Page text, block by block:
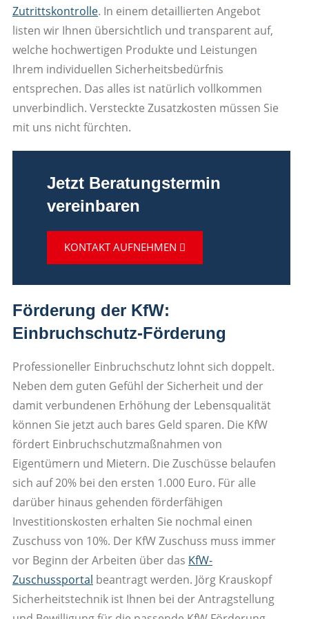
Zutrittskontrolle. In einem detaillierten Angebot
listen wir Ihnen übersichtlich und transparent auf,
welche hochwertigen Produkte und Leistungen
Ihrem individuellen Sicherheitsbedürfnis
entsprechen. Das alles ist natürlich vollkommen
unverbindlich. Versteckte Zusatzkosten müssen Sie
mit uns nicht fürchten.
Jetzt Beratungstermin
vereinbaren
KONTAKT AUFNEHMEN
Förderung der KfW:
Einbruchschutz-Förderung
Professioneller Einbruchschutz lohnt sich doppelt.
Neben dem guten Gefühl der Sicherheit und der
damit verbundenen Erhöhung der Lebensqualität
können Sie jetzt auch bares Geld sparen. Die KfW
fördert Einbruchschutzmaßnahmen von
Eigentümern und Mietern. Die Zuschüsse belaufen
sich auf 20% bei den ersten 1.000 Euro. Für alle
darüber hinaus gehenden förderfähigen
Investitionskosten erhalten Sie nochmal einen
Zuschuss von 10%. Der KfW Zuschuss muss immer
vor Beginn der Arbeiten über das KfW-
Zuschussportal beantragt werden. Jörg Krauskopf
Sicherheitstechnik ist Ihnen bei der Antragstellung